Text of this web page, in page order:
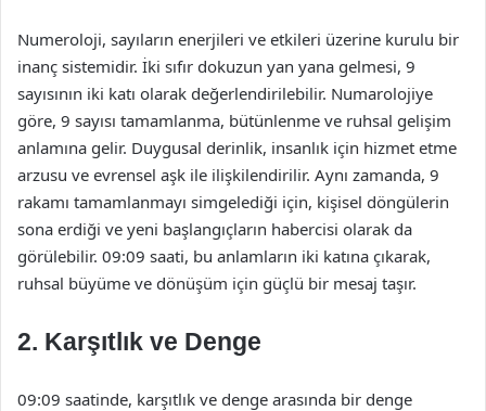
Numeroloji, sayıların enerjileri ve etkileri üzerine kurulu bir
inanç sistemidir. İki sıfır dokuzun yan yana gelmesi, 9
sayısının iki katı olarak değerlendirilebilir. Numarolojiye
göre, 9 sayısı tamamlanma, bütünlenme ve ruhsal gelişim
anlamına gelir. Duygusal derinlik, insanlık için hizmet etme
arzusu ve evrensel aşk ile ilişkilendirilir. Aynı zamanda, 9
rakamı tamamlanmayı simgelediği için, kişisel döngülerin
sona erdiği ve yeni başlangıçların habercisi olarak da
görülebilir. 09:09 saati, bu anlamların iki katına çıkarak,
ruhsal büyüme ve dönüşüm için güçlü bir mesaj taşır.
2. Karşıtlık ve Denge
09:09 saatinde, karşıtlık ve denge arasında bir denge